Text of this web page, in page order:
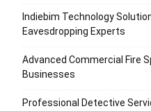
Indiebim Technology
Eavesdropping Experts
Advanced Commercial Fire
Businesses
Professional Detective